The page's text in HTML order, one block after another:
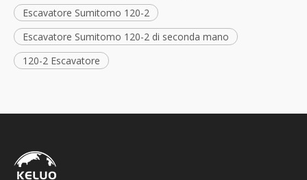
Escavatore Sumitomo 120-2
Escavatore Sumitomo 120-2 di seconda mano
120-2 Escavatore